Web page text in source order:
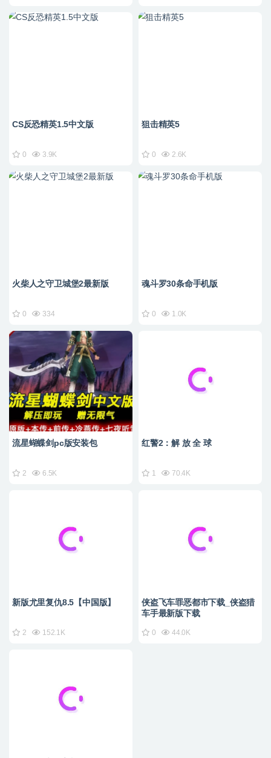
CS反恐精英1.5中文版
0 3.9K
狙击精英5
0 2.6K
火柴人之守卫城堡2最新版
0 334
魂斗罗30条命手机版
0 1.0K
流星蝴蝶剑pc版安装包
2 6.5K
红警2：解 放 全 球
1 70.4K
新版尤里复仇8.5【中国版】
2 152.1K
侠盗飞车罪恶都市下载_侠盗猎
车手最新版下载
0 44.0K